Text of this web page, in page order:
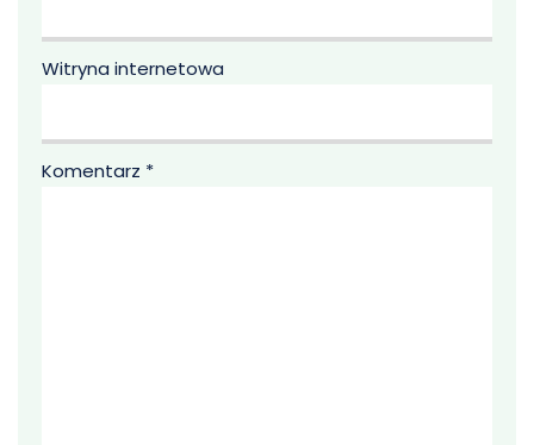
Witryna internetowa
Komentarz *